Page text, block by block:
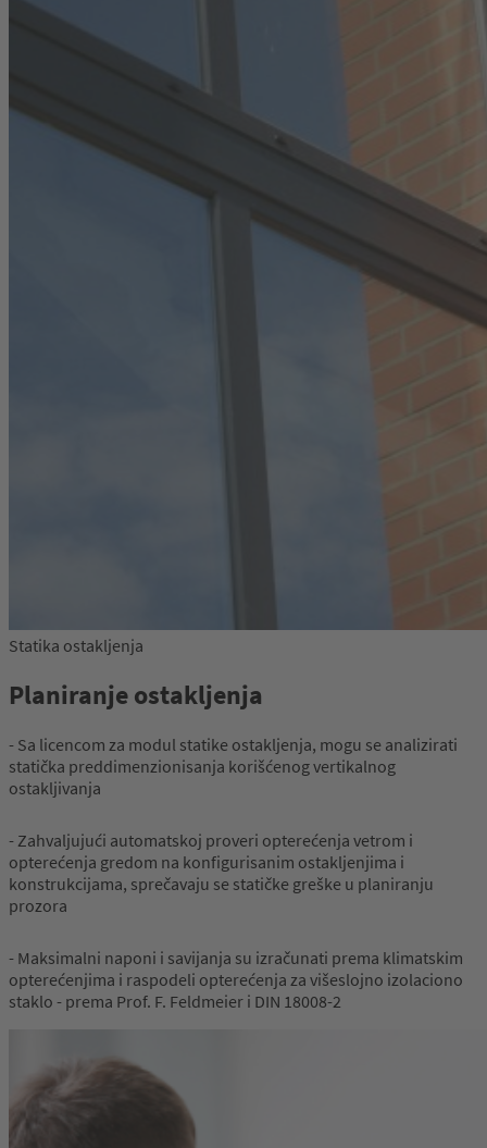
Statika ostakljenja
Planiranje ostakljenja
- Sa licencom za modul statike ostakljenja, mogu se analizirati
statička preddimenzionisanja korišćenog vertikalnog
ostakljivanja
- Zahvaljujući automatskoj proveri opterećenja vetrom i
opterećenja gredom na konfigurisanim ostakljenjima i
konstrukcijama, sprečavaju se statičke greške u planiranju
prozora
- Maksimalni naponi i savijanja su izračunati prema klimatskim
opterećenjima i raspodeli opterećenja za višeslojno izolaciono
staklo - prema Prof. F. Feldmeier i DIN 18008-2